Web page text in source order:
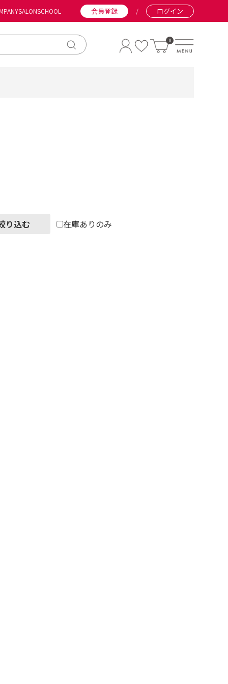
SALONSCHOOL 会員登録 / ログイン
0
り込む 在庫ありのみ